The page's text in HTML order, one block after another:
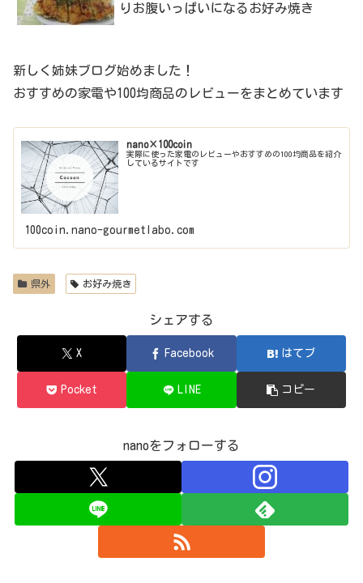
りお腹いっぱいになるお好み焼き
新しく姉妹ブログ始めました！
おすすめの家電や100均商品のレビューをまとめています
nano×100coin
実際に使った家電のレビューやおすすめの100均商品を紹介
しているサイトです
100coin.nano-gourmetlabo.com
県外 お好み焼き
シェアする
X Facebook はてブ
Pocket LINE コピー
nanoをフォローする